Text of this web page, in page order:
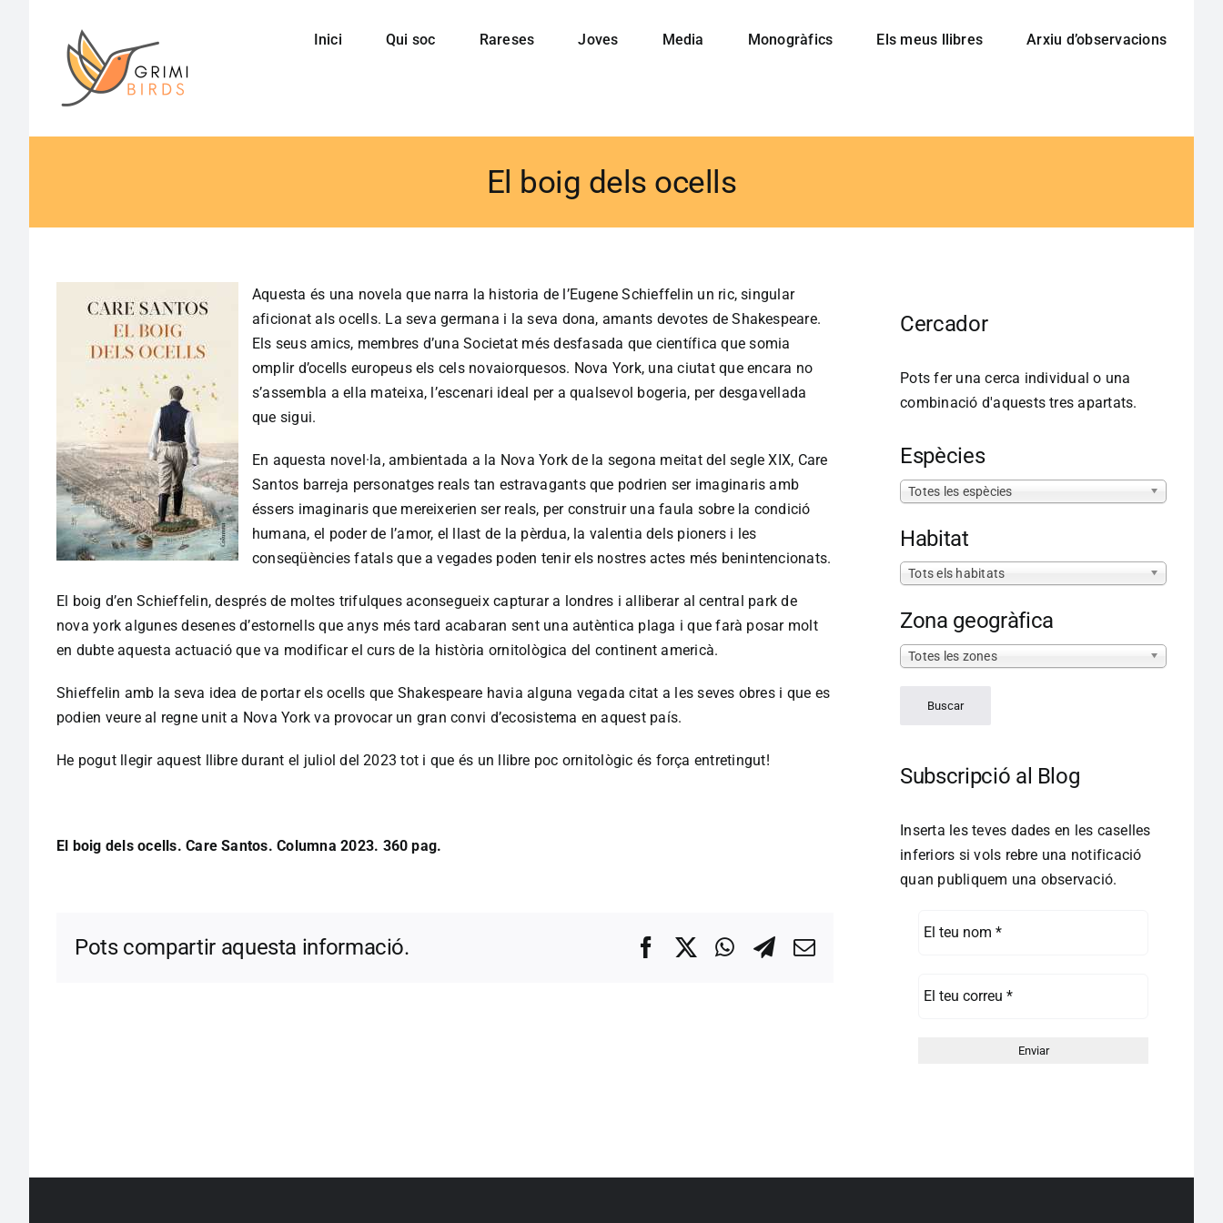
Inici Qui soc Rareses Joves Media Monogràfics Els meus llibres Arxiu d’observacions
El boig dels ocells
Aquesta és una novela que narra la historia de l’Eugene Schieffelin un ric, singular
aficionat als ocells. La seva germana i la seva dona, amants devotes de Shakespeare.
Els seus amics, membres d’una Societat més desfasada que científica que somia
omplir d’ocells europeus els cels novaiorquesos. Nova York, una ciutat que encara no
s’assembla a ella mateixa, l’escenari ideal per a qualsevol bogeria, per desgavellada
que sigui.
En aquesta novel·la, ambientada a la Nova York de la segona meitat del segle XIX, Care
Santos barreja personatges reals tan estravagants que podrien ser imaginaris amb
éssers imaginaris que mereixerien ser reals, per construir una faula sobre la condició
humana, el poder de l’amor, el llast de la pèrdua, la valentia dels pioners i les
conseqüències fatals que a vegades poden tenir els nostres actes més benintencionats.
El boig d’en Schieffelin, després de moltes trifulques aconsegueix capturar a londres i alliberar al central park de
nova york algunes desenes d’estornells que anys més tard acabaran sent una autèntica plaga i que farà posar molt
en dubte aquesta actuació que va modificar el curs de la història ornitològica del continent americà.
Shieffelin amb la seva idea de portar els ocells que Shakespeare havia alguna vegada citat a les seves obres i que es
podien veure al regne unit a Nova York va provocar un gran convi d’ecosistema en aquest país.
He pogut llegir aquest llibre durant el juliol del 2023 tot i que és un llibre poc ornitològic és força entretingut!
El boig dels ocells. Care Santos. Columna 2023. 360 pag.
Pots compartir aquesta informació. FacebookWhatsApp
Telegram
Correo
Cercador
Pots fer una cerca individual o una
combinació d'aquests tres apartats.
Espècies
Totes les espècies
Habitat
Tots els habitats
Zona geogràfica
Totes les zones
Subscripció al Blog
Inserta les teves dades en les caselles
inferiors si vols rebre una notificació
quan publiquem una observació.